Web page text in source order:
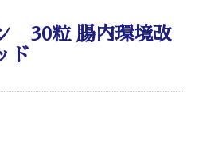
30粒 腸内環境改
ド